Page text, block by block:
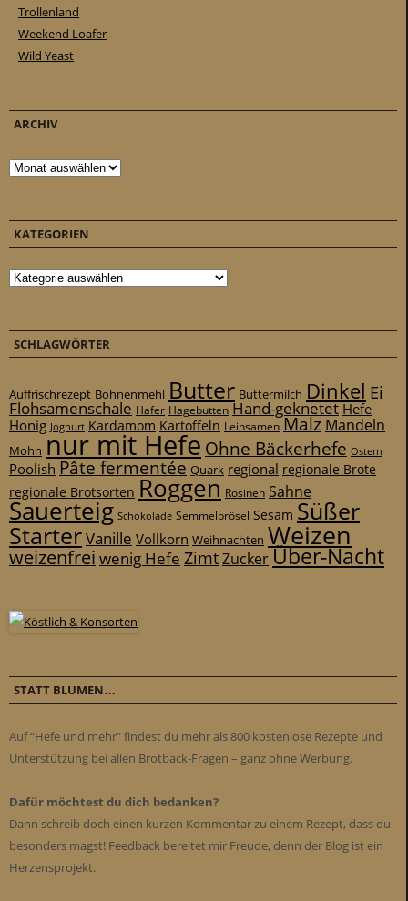
Trollenland
Weekend Loafer
Wild Yeast
ARCHIV
Archiv
KATEGORIEN
Kategorien
SCHLAGWÖRTER
Auffrischrezept Bohnenmehl Butter Buttermilch Dinkel Ei
Flohsamenschale Hafer Hagebutten Hand-geknetet Hefe
Honig Joghurt Kardamom Kartoffeln Leinsamen Malz Mandeln
Mohn nur mit Hefe Ohne Bäckerhefe Ostern
Poolish Pâte fermentée Quark regional regionale Brote
regionale Brotsorten Roggen Rosinen Sahne
Sauerteig Schokolade Semmelbrösel Sesam Süßer
StarterVanille Vollkorn Weihnachten Weizen
weizenfrei wenig Hefe ZimtZuckerÜber-Nacht
STATT BLUMEN…
Auf “Hefe und mehr” findest du mehr als 800 kostenlose Rezepte und
Unterstützung bei allen Brotback-Fragen – ganz ohne Werbung.
Dafür möchtest du dich bedanken?
Dann schreib doch einen kurzen Kommentar zu einem Rezept, dass du
besonders magst! Feedback bereitet mir Freude, denn der Blog ist ein
Herzensprojekt.